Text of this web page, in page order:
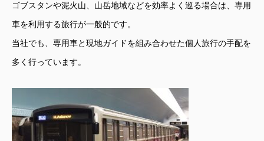
ゴブスタンや泥火山、山岳地域などを効率よく巡る場合は、専用
車を利用する旅行が一般的です。
当社でも、専用車と現地ガイドを組み合わせた個人旅行の手配を
多く行っています。